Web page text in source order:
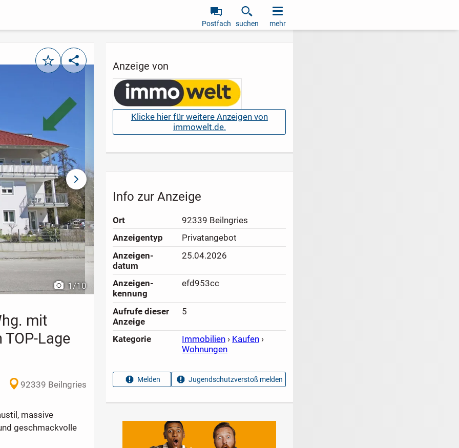
Postfach suchen mehr
MerkenTeilen
1/10
nächstes Bild
mit
TOP-Lage
92339 Beilngries
massive
geschmackvolle
Anzeige von
Klicke hier für weitere Anzeigen von
immowelt.de.
Info zur Anzeige
Ort
92339 Beilngries
Anzeigen­typ
Privatangebot
Anzeigen­
datum
25.04.2026
Anzeigen­
kennung
efd953cc
Aufrufe dieser
Anzeige
5
Kategorie Immobilien › Kaufen ›
Wohnungen
Melden Jugendschutzverstoß melden